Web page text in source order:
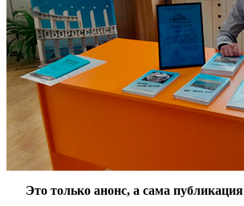
Это только анонс, а сама публикация